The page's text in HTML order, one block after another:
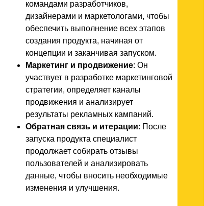
командами разработчиков,
дизайнерами и маркетологами, чтобы
обеспечить выполнение всех этапов
создания продукта, начиная от
концепции и заканчивая запуском.
Маркетинг и продвижение: Он
участвует в разработке маркетинговой
стратегии, определяет каналы
продвижения и анализирует
результаты рекламных кампаний.
Обратная связь и итерации: После
запуска продукта специалист
продолжает собирать отзывы
пользователей и анализировать
данные, чтобы вносить необходимые
изменения и улучшения.